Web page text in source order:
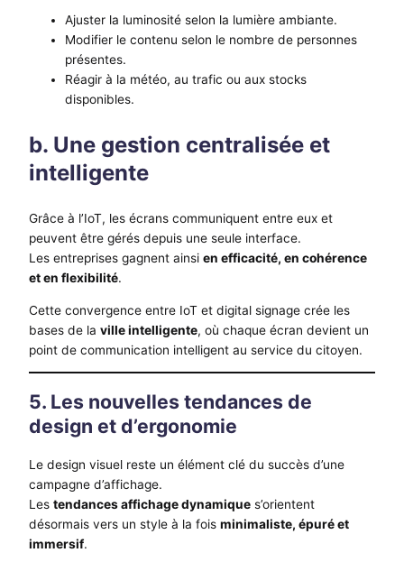
Ajuster la luminosité selon la lumière ambiante.
Modifier le contenu selon le nombre de personnes
présentes.
Réagir à la météo, au trafic ou aux stocks
disponibles.
b. Une gestion centralisée et
intelligente
Grâce à l’IoT, les écrans communiquent entre eux et
peuvent être gérés depuis une seule interface.
Les entreprises gagnent ainsi en efficacité, en cohérence
et en flexibilité.
Cette convergence entre IoT et digital signage crée les
bases de la ville intelligente, où chaque écran devient un
point de communication intelligent au service du citoyen.
5. Les nouvelles tendances de
design et d’ergonomie
Le design visuel reste un élément clé du succès d’une
campagne d’affichage.
Les tendances affichage dynamique s’orientent
désormais vers un style à la fois minimaliste, épuré et
immersif.